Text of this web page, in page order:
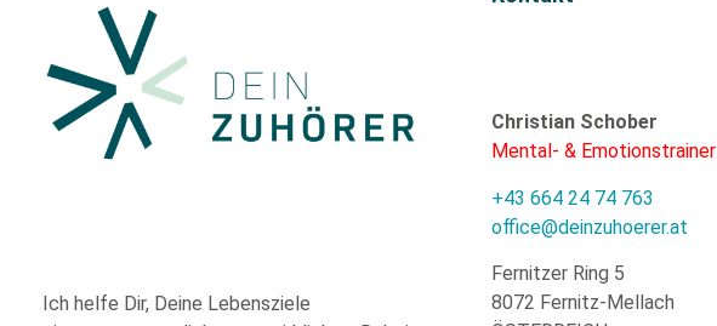
Ich helfe Dir, Deine Lebensziele
Christian Schober
Mental- & Emotionstrainer
+43 664 24 74 763
office@deinzuhoerer.at
Fernitzer Ring 5
8072 Fernitz-Mellach